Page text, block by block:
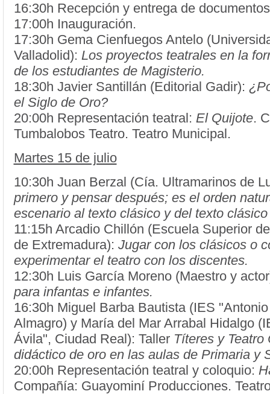
16:30h Recepción y entrega de
17:00h Inauguración.
17:30h Gema Cienfuegos Antelo
Valladolid): Los proyectos teatrales en la
de los estudiantes de Magisterio.
18:30h Javier Santillán (Editorial Gadir):
el Siglo de Oro?
20:00h Representación teatral: El Quijote.
Tumbalobos Teatro. Teatro Municipal.
Martes 15 de julio
10:30h Juan Berzal (Cía. Ultramarinos de
primero y pensar después; es el orden
escenario al texto clásico y del texto
11:15h Arcadio Chillón (Escuela Superior
de Extremadura): Jugar con los clásicos o
experimentar el teatro con los discentes.
12:30h Luis García Moreno (Maestro y
para infantas e infantes.
16:30h Miguel Barba Bautista (IES
Almagro) y María del Mar Arrabal Hidalgo
Ávila", Ciudad Real): Taller Títeres y Teatro
didáctico de oro en las aulas de Primaria y
20:00h Representación teatral y coloquio:
Compañía: Guayominí Producciones.